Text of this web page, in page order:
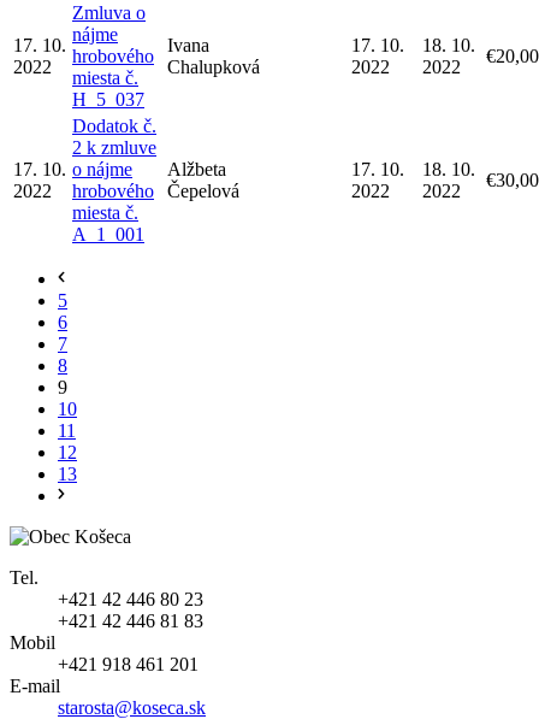
17. 10.
2022
Zmluva o
nájme
hrobového
miesta č.
H_5_037
Ivana
Chalupková
17. 10.
2022
18. 10.
2022
€20,00
17. 10.
2022
Dodatok č.
2 k zmluve
o nájme
hrobového
miesta č.
A_1_001
Alžbeta
Čepelová
17. 10.
2022
18. 10.
2022
€30,00
5
6
7
8
9
10
11
12
13
Tel.
+421 42 446 80 23
+421 42 446 81 83
Mobil
+421 918 461 201
E-mail
starosta@koseca.sk